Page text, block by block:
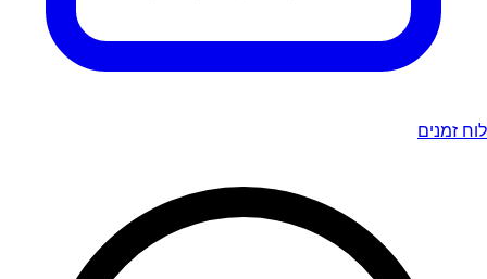
לוח זמנים